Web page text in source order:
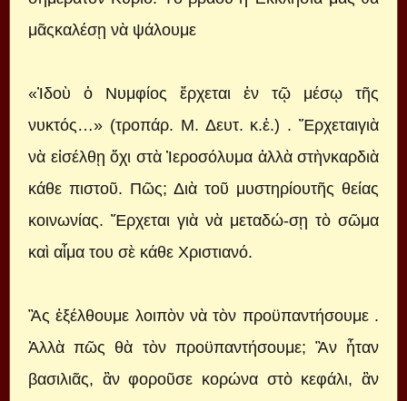
μᾶςκαλέσῃ νὰ ψάλουμε
«Ἰδοὺ ὁ Νυμφίος ἔρχεται ἐν τῷ μέσῳ τῆς
νυκτός…» (τροπάρ. Μ. Δευτ. κ.ἑ.) . Ἔρχεταιγιὰ
νὰ εἰσέλθῃ ὄχι στὰ Ἰεροσόλυμα ἀλλὰ στὴνκαρδιὰ
κάθε πιστοῦ. Πῶς; Διὰ τοῦ μυστηρίουτῆς θείας
κοινωνίας. Ἔρχεται γιὰ νὰ μεταδώ-σῃ τὸ σῶμα
καὶ αἷμα του σὲ κάθε Χριστιανό.
Ἂς ἐξέλθουμε λοιπὸν νὰ τὸν προϋπαντήσουμε .
Ἀλλὰ πῶς θὰ τὸν προϋπαντήσουμε; Ἂν ἦταν
βασιλιᾶς, ἂν φοροῦσε κορώνα στὸ κεφάλι, ἂν